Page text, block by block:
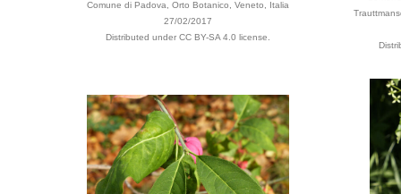
Comune di Padova, Orto Botanico, Veneto, Italia
27/02/2017
Distributed under CC BY-SA 4.0 license.